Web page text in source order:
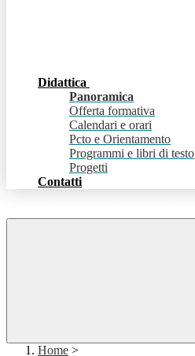
Didattica
Panoramica
Offerta formativa
Calendari e orari
Pcto e Orientamento
Programmi e libri di testo
Progetti
Contatti
Home >